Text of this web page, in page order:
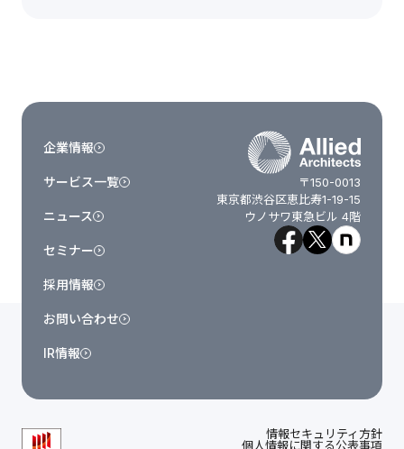
〒150-0013
東京都渋谷区恵比寿1-19-15
ウノサワ東急ビル 4階
企業情報
サービス一覧
ニュース
セミナー
採用情報
お問い合わせ
IR情報
情報セキュリティ方針
個人情報に関する公表事項